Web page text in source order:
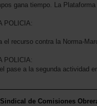
gana tiempo. La
POLICIA:
el recurso contra la Norma-
POLICIA:
pase a la segunda actividad
de Comisiones